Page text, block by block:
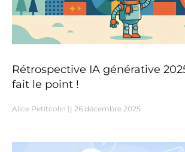
Rétrospective IA générative
fait le point !
Alice Petitcolin 26 décembre 2025